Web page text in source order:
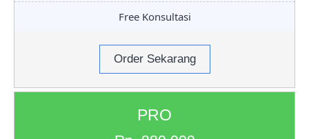
Free Konsultasi
Order Sekarang
PRO